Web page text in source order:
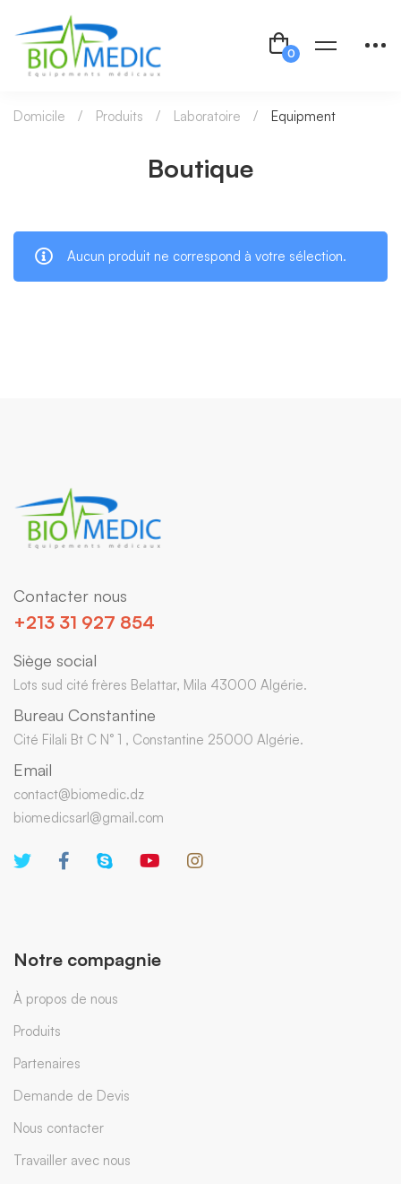
Boutique
Domicile Produits Laboratoire Equipment
Aucun produit ne correspond à votre sélection.
Contacter nous
+213 31 927 854
Siège social
Lots sud cité frères Belattar, Mila 43000 Algérie.
Bureau Constantine
Cité Filali Bt C N° 1 , Constantine 25000 Algérie.
Email
contact@biomedic.dz
biomedicsarl@gmail.com
Notre compagnie
À propos de nous
Produits
Partenaires
Demande de Devis
Nous contacter
Travailler avec nous